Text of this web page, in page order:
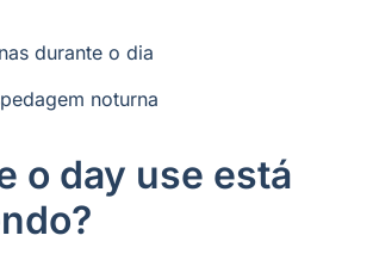
durante o dia
noturna
o day use está